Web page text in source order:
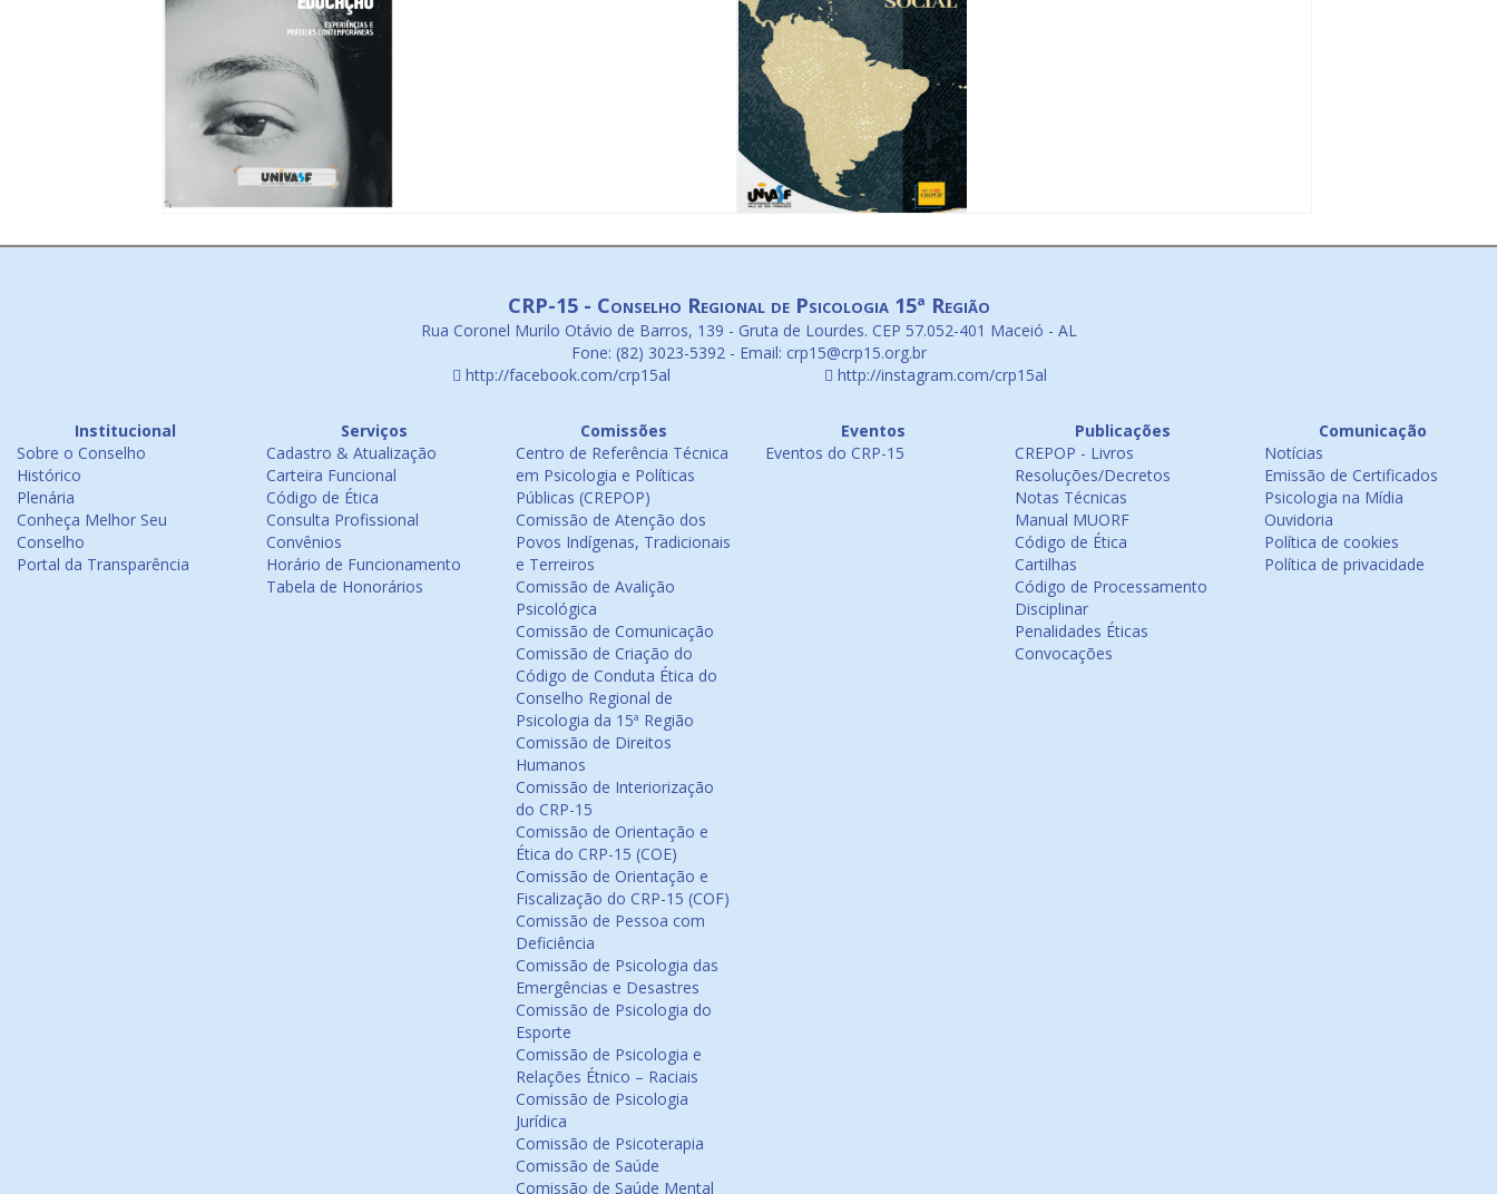
CRP-15 - Conselho Regional de Psicologia 15ª Região
Rua Coronel Murilo Otávio de Barros, 139 - Gruta de Lourdes. CEP 57.052-401 Maceió - AL
Fone: (82) 3023-5392 - Email: crp15@crp15.org.br
http://facebook.com/crp15al
http://instagram.com/crp15al
Institucional
Sobre o Conselho
Histórico
Plenária
Conheça Melhor Seu
Conselho
Portal da Transparência
Serviços
Cadastro & Atualização
Carteira Funcional
Código de Ética
Consulta Profissional
Convênios
Horário de Funcionamento
Tabela de Honorários
Comissões
Centro de Referência Técnica
em Psicologia e Políticas
Públicas (CREPOP)
Comissão de Atenção dos
Povos Indígenas, Tradicionais
e Terreiros
Comissão de Avalição
Psicológica
Comissão de Comunicação
Comissão de Criação do
Código de Conduta Ética do
Conselho Regional de
Psicologia da 15ª Região
Comissão de Direitos
Humanos
Comissão de Interiorização
do CRP-15
Comissão de Orientação e
Ética do CRP-15 (COE)
Comissão de Orientação e
Fiscalização do CRP-15 (COF)
Comissão de Pessoa com
Deficiência
Comissão de Psicologia das
Emergências e Desastres
Comissão de Psicologia do
Esporte
Comissão de Psicologia e
Relações Étnico – Raciais
Comissão de Psicologia
Jurídica
Comissão de Psicoterapia
Comissão de Saúde
Comissão de Saúde Mental
Eventos
Eventos do CRP-15
Publicações
CREPOP - Livros
Resoluções/Decretos
Notas Técnicas
Manual MUORF
Código de Ética
Cartilhas
Código de Processamento
Disciplinar
Penalidades Éticas
Convocações
Comunicação
Notícias
Emissão de Certificados
Psicologia na Mídia
Ouvidoria
Política de cookies
Política de privacidade